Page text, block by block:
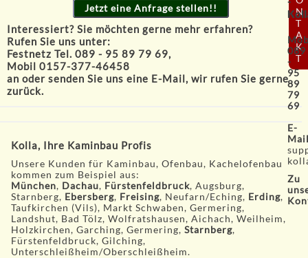
Jetzt eine Anfrage stellen!!
Interessiert? Sie möchten gerne mehr erfahren?
Rufen Sie uns unter:
Festnetz Tel. 089 - 95 89 79 69,
Mobil 0157-377-46458
an oder senden Sie uns eine E-Mail, wir rufen Sie gerne
zurück.
Kolla, Ihre Kaminbau Profis
Unsere Kunden für Kaminbau, Ofenbau, Kachelofenbau
kommen zum Beispiel aus:
München, Dachau, Fürstenfeldbruck, Augsburg,
Starnberg, Ebersberg, Freising, Neufarn/Eching, Erding,
Taufkirchen (Vils), Markt Schwaben, Germering,
Landshut, Bad Tölz, Wolfratshausen, Aichach, Weilheim,
Holzkirchen, Garching, Germering,Starnberg,
Fürstenfeldbruck, Gilching,
Unterschleißheim/Oberschleißheim.
N
T
A
K
T
089
-
95
89
79
69
E-
Zu